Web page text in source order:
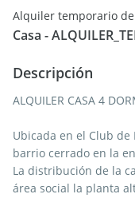
Casa -
Descripción
ALQUILER CASA 4
Ubicada en el Club
barrio cerrado en la
La distribución de la
área social la planta